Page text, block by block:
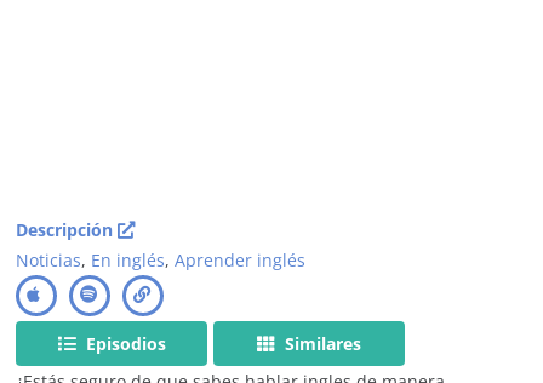
Descripción
Noticias, En inglés,Aprender inglés
Episodios
Similares